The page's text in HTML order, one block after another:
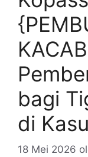
bagi
di
18 Mei 2026